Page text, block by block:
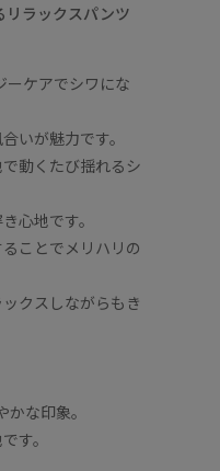
ラックスパンツ
ーケアでシワにな
いが魅力です。
動くたび揺れるシ
心地です。
ことでメリハリの
クスしながらもき
な印象。
す。